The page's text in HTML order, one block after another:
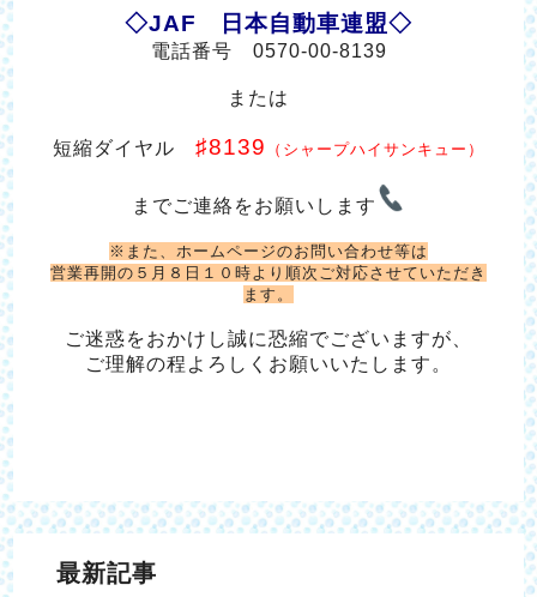
◇JAF 日本自動車連盟◇
電話番号 0570‐00‐8139
または
短縮ダイヤル ♯8139 （シャープハイサンキュー）
までご連絡をお願いします
※また、ホームページのお問い合わせ等は
営業再開の５月８日１０時より順次ご対応させていただき
ます。
ご迷惑をおかけし誠に恐縮でございますが、
ご理解の程よろしくお願いいたします。
最新記事